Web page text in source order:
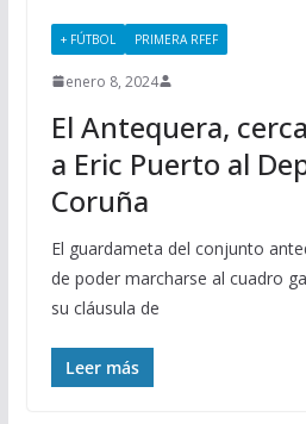
+ FÚTBOL PRIMERA RFEF
enero 8, 2024
El Antequera,
a Eric Puerto al
Coruña
El guardameta del conjunto
de poder marcharse al cuadro
su cláusula de
Leer más